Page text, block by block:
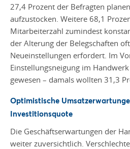
27,4 Prozent der Befragten
aufzustocken. Weitere 68,1
Mitarbeiterzahl zumindest
der Alterung der Belegschaften
Neueinstellungen erfordert. Im
Einstellungsneigung im
gewesen – damals wollten 31,3
Optimistische
Investitionsquote
Die Geschäftserwartungen der
weiter zuversichtlich.